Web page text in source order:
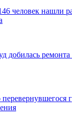
человек нашли
добилась